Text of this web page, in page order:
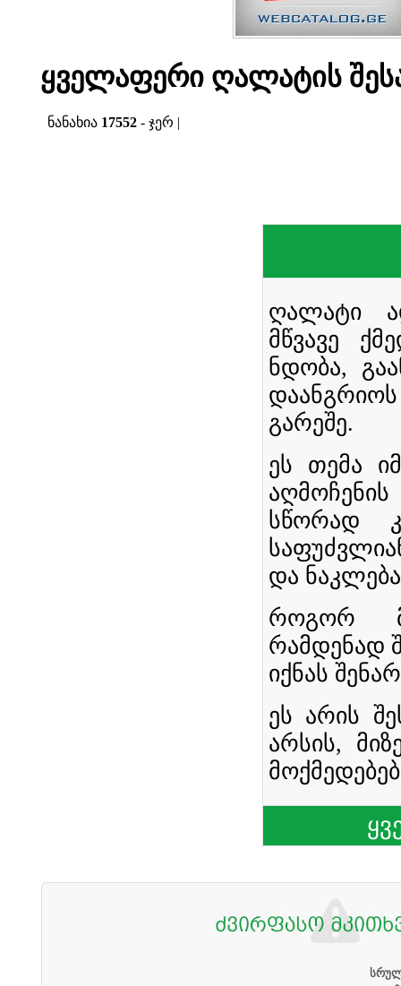
ყველაფერი ღალატის
ნანახია 17552 - ჯერ |
ღალატი
მწვავე
ნდობა,
გარეშე.
ეს თემა
სწორად
და
როგორ
რამდენად
იქნას
ეს არის
არსის,